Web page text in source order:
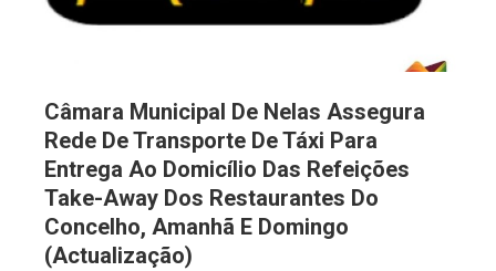
Câmara Municipal De Nelas Assegura
Rede De Transporte De Táxi Para
Entrega Ao Domicílio Das Refeições
Take-Away Dos Restaurantes Do
Concelho, Amanhã E Domingo
(Actualização)